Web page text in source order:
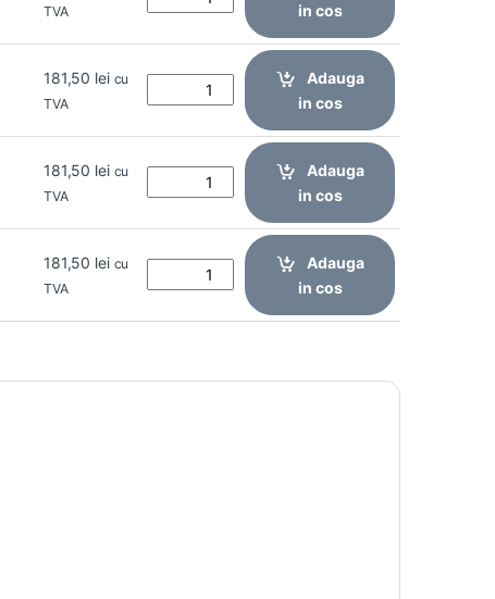
TVA
in cos
181,50 lei cu
TVA
Adauga
in cos
181,50 lei cu
TVA
Adauga
in cos
181,50 lei cu
TVA
Adauga
in cos